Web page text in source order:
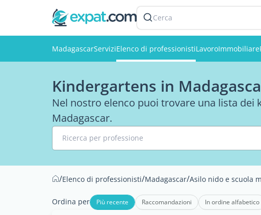
Cerca
MadagascarServiziElenco di professionistiLavoroImmobiliare
Kindergartens in
Nel nostro elenco puoi trovare una lista dei
Madagascar.
Ricerca per professione
/Elenco di professionisti/Madagascar/Asilo nido e scuola
Ordina per Più recente Raccomandazioni In ordine alfabetico